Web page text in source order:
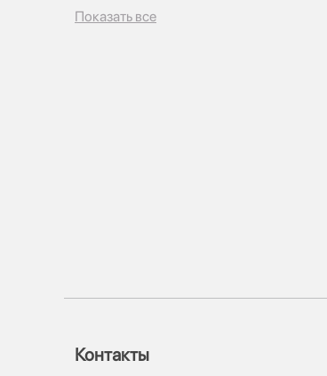
Показать все
Контакты